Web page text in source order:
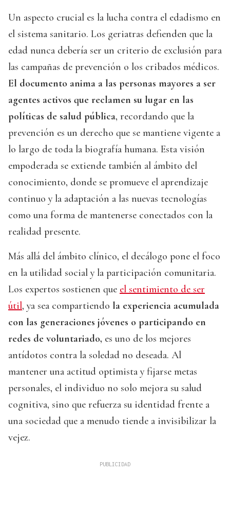
Un aspecto crucial es la lucha contra el edadismo en
el sistema sanitario. Los geriatras defienden que la
edad nunca debería ser un criterio de exclusión para
las campañas de prevención o los cribados médicos.
El documento anima a las personas mayores a ser
agentes activos que reclamen su lugar en las
políticas de salud pública, recordando que la
prevención es un derecho que se mantiene vigente a
lo largo de toda la biografía humana. Esta visión
empoderada se extiende también al ámbito del
conocimiento, donde se promueve el aprendizaje
continuo y la adaptación a las nuevas tecnologías
como una forma de mantenerse conectados con la
realidad presente.
Más allá del ámbito clínico, el decálogo pone el foco
en la utilidad social y la participación comunitaria.
Los expertos sostienen que el sentimiento de ser
útil, ya sea compartiendo la experiencia acumulada
con las generaciones jóvenes o participando en
redes de voluntariado, es uno de los mejores
antídotos contra la soledad no deseada. Al
mantener una actitud optimista y fijarse metas
personales, el individuo no solo mejora su salud
cognitiva, sino que refuerza su identidad frente a
una sociedad que a menudo tiende a invisibilizar la
vejez.